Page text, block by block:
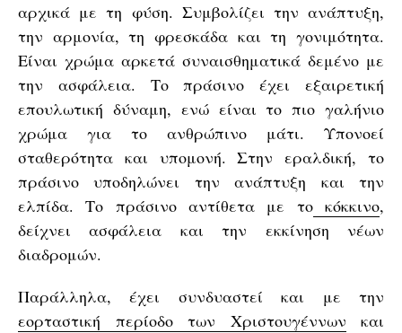
αρχικά με τη φύση. Συμβολίζει την ανάπτυξη,
την αρμονία, τη φρεσκάδα και τη γονιμότητα.
Είναι χρώμα αρκετά συναισθηματικά δεμένο με
την ασφάλεια. Το πράσινο έχει εξαιρετική
επουλωτική δύναμη, ενώ είναι το πιο γαλήνιο
χρώμα για το ανθρώπινο μάτι. Υπονοεί
σταθερότητα και υπομονή. Στην εραλδική, το
πράσινο υποδηλώνει την ανάπτυξη και την
ελπίδα. Το πράσινο αντίθετα με τοκόκκινο,
δείχνει ασφάλεια και την εκκίνηση νέων
διαδρομών.
Παράλληλα, έχει συνδυαστεί και με την
εορταστική περίοδο των Χριστουγέννων και